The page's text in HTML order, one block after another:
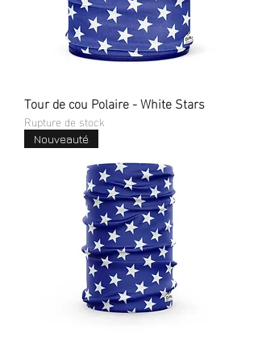
Tour de cou Polaire - White Stars
Rupture de stock
Nouveauté